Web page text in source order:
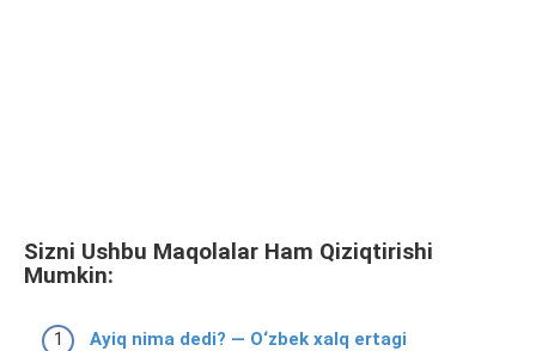
Sizni Ushbu Maqolalar Ham Qiziqtirishi
Mumkin:
Ayiq nima dedi? — O‘zbek xalq ertagi